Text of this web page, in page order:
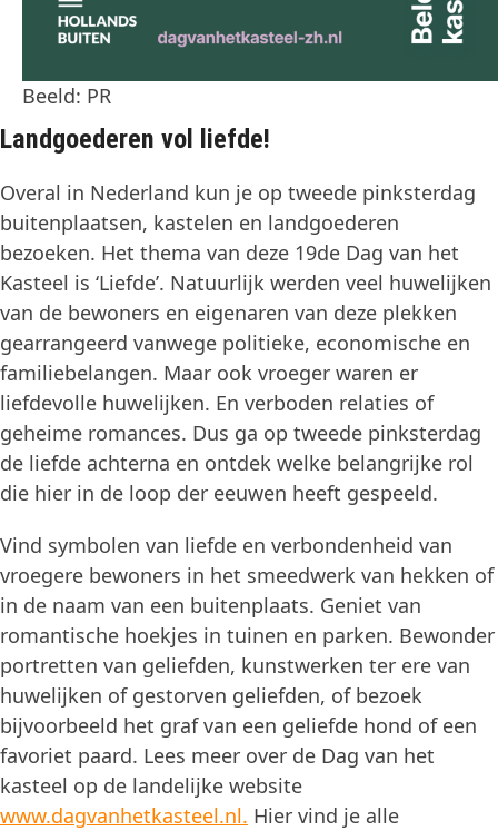
Beeld: PR
Landgoederen vol liefde!
Overal in Nederland kun je op tweede pinksterdag
buitenplaatsen, kastelen en landgoederen
bezoeken. Het thema van deze 19de Dag van het
Kasteel is ‘Liefde’. Natuurlijk werden veel huwelijken
van de bewoners en eigenaren van deze plekken
gearrangeerd vanwege politieke, economische en
familiebelangen. Maar ook vroeger waren er
liefdevolle huwelijken. En verboden relaties of
geheime romances. Dus ga op tweede pinksterdag
de liefde achterna en ontdek welke belangrijke rol
die hier in de loop der eeuwen heeft gespeeld.
Vind symbolen van liefde en verbondenheid van
vroegere bewoners in het smeedwerk van hekken of
in de naam van een buitenplaats. Geniet van
romantische hoekjes in tuinen en parken. Bewonder
portretten van geliefden, kunstwerken ter ere van
huwelijken of gestorven geliefden, of bezoek
bijvoorbeeld het graf van een geliefde hond of een
favoriet paard. Lees meer over de Dag van het
kasteel op de landelijke website
www.dagvanhetkasteel.nl. Hier vind je alle